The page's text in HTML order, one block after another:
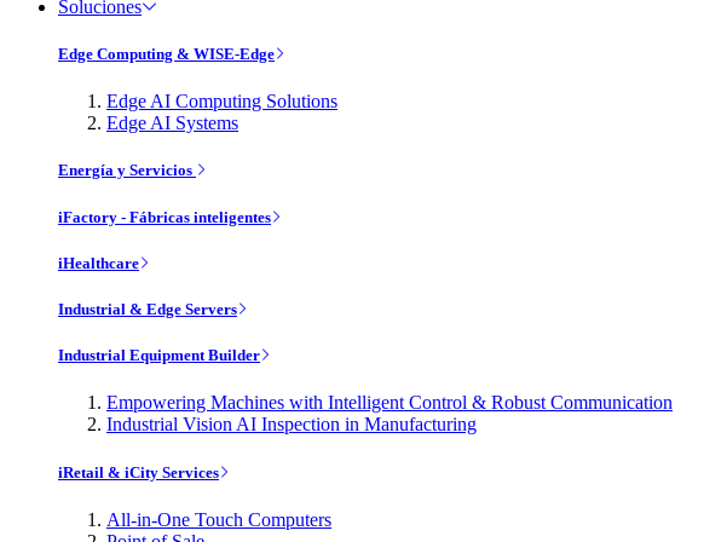
Soluciones
Edge Computing & WISE-Edge
Edge AI Computing Solutions
Edge AI Systems
Energía y Servicios
iFactory - Fábricas inteligentes
iHealthcare
Industrial & Edge Servers
Industrial Equipment Builder
Empowering Machines with Intelligent Control & Robust Communication
Industrial Vision AI Inspection in Manufacturing
iRetail & iCity Services
All-in-One Touch Computers